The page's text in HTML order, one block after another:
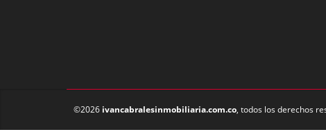
©2026 ivancabralesinmobiliaria.com.co, todos los derechos